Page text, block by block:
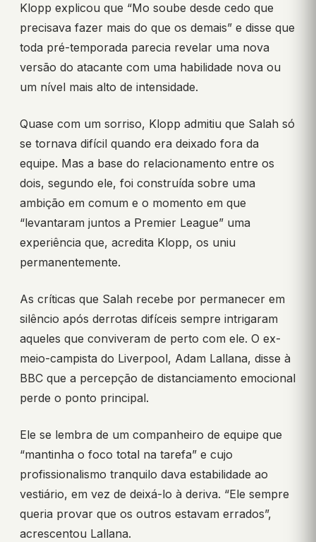
Klopp explicou que “Mo soube desde cedo que
precisava fazer mais do que os demais” e disse que
toda pré-temporada parecia revelar uma nova
versão do atacante com uma habilidade nova ou
um nível mais alto de intensidade.
Quase com um sorriso, Klopp admitiu que Salah só
se tornava difícil quando era deixado fora da
equipe. Mas a base do relacionamento entre os
dois, segundo ele, foi construída sobre uma
ambição em comum e o momento em que
“levantaram juntos a Premier League” uma
experiência que, acredita Klopp, os uniu
permanentemente.
As críticas que Salah recebe por permanecer em
silêncio após derrotas difíceis sempre intrigaram
aqueles que conviveram de perto com ele. O ex-
meio-campista do Liverpool, Adam Lallana, disse à
BBC que a percepção de distanciamento emocional
perde o ponto principal.
Ele se lembra de um companheiro de equipe que
“mantinha o foco total na tarefa” e cujo
profissionalismo tranquilo dava estabilidade ao
vestiário, em vez de deixá-lo à deriva. “Ele sempre
queria provar que os outros estavam errados”,
acrescentou Lallana.